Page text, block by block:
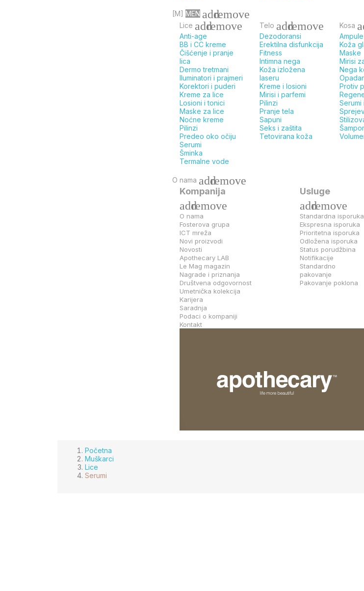
[M] MEN addremove
Lice addremove
Anti-age
BB i CC kreme
Čišćenje i pranje
lica
Dermo tretmani
Iluminatori i prajmeri
Korektori i puderi
Kreme za lice
Losioni i tonici
Maske za lice
Noćne kreme
Pilinzi
Predeo oko očiju
Serumi
Šminka
Termalne vode
Telo addremove
Dezodoransi
Erektilna disfunkcija
Fitness
Intimna nega
Koža izložena
laseru
Kreme i losioni
Mirisi i parfemi
Pilinzi
Pranje tela
Sapuni
Seks i zaštita
Tetovirana koža
Kosa
Koža
Maske
Mirisi
Nega
Protiv
Serumi
O nama addremove
Kompanija
addremove
O nama
Fosterova grupa
ICT mreža
Novi proizvodi
Novosti
Apothecary LAB
Le Mag magazin
Nagrade i priznanja
Društvena odgovornost
Umetnička kolekcija
Karijera
Saradnja
Podaci o kompaniji
Kontakt
Usluge
addremove
Standardna isporuka
Ekspresna isporuka
Prioritetna isporuka
Odložena isporuka
Status porudžbina
Notifikacije
Standardno
pakovanje
Pakovanje poklona
Početna
Muškarci
Lice
Serumi